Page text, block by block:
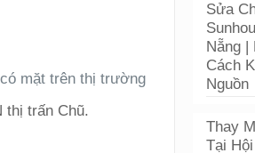
mặt trên thị trường
Sửa
Nẵng |
Cách
Nguồn
Thay
Tại